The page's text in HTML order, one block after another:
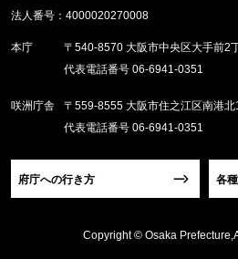
法人番号：4000020270008
本庁
〒540-8570 大阪市中央区大手前2
代表電話番号 06-6941-0351
咲洲庁舎
〒559-8555 大阪市住之江区南港
代表電話番号 06-6941-0351
府庁への行き方 各
Copyright © Osaka